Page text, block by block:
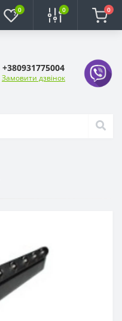
0 0 0
+380931775004
Замовити дзвінок